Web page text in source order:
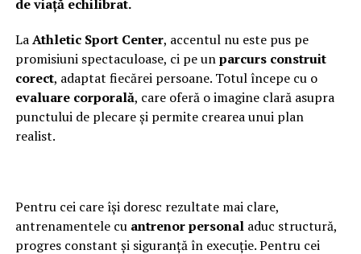
de viață echilibrat.
LaAthletic Sport Center, accentul nu este pus pe
promisiuni spectaculoase, ci pe unparcurs construit
corect, adaptat fiecărei persoane. Totul începe cu o
evaluare corporală, care oferă o imagine clară asupra
punctului de plecare și permite crearea unui plan
realist.
Pentru cei care își doresc rezultate mai clare,
antrenamentele cu antrenor personaladuc structură,
progres constant și siguranță în execuție. Pentru cei